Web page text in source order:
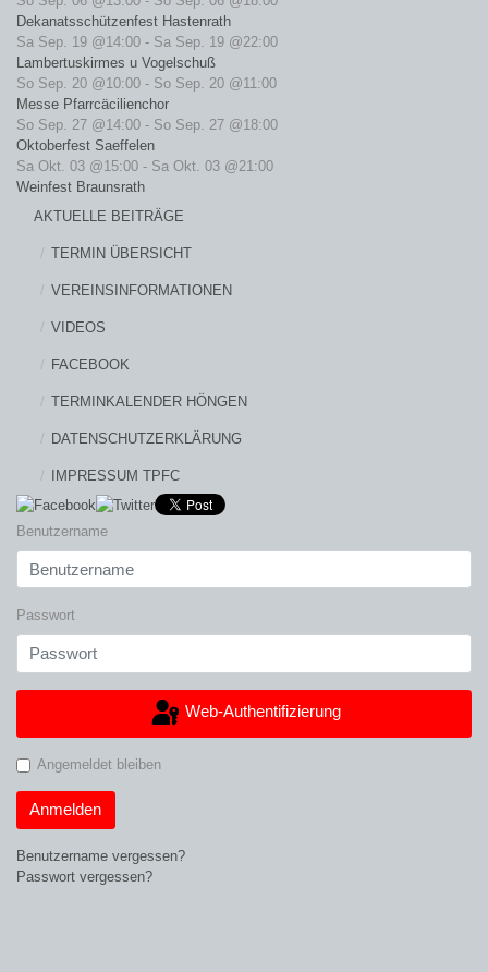
Dekanatsschützenfest Hastenrath
Sa Sep. 19 @14:00 - Sa Sep. 19 @22:00
Lambertuskirmes u Vogelschuß
So Sep. 20 @10:00 - So Sep. 20 @11:00
Messe Pfarrcäcilienchor
So Sep. 27 @14:00 - So Sep. 27 @18:00
Oktoberfest Saeffelen
Sa Okt. 03 @15:00 - Sa Okt. 03 @21:00
Weinfest Braunsrath
AKTUELLE BEITRÄGE
TERMIN ÜBERSICHT
VEREINSINFORMATIONEN
VIDEOS
FACEBOOK
TERMINKALENDER HÖNGEN
DATENSCHUTZERKLÄRUNG
IMPRESSUM TPFC
Benutzername
Passwort
Web-Authentifizierung
Angemeldet bleiben
Anmelden
Benutzername vergessen?
Passwort vergessen?